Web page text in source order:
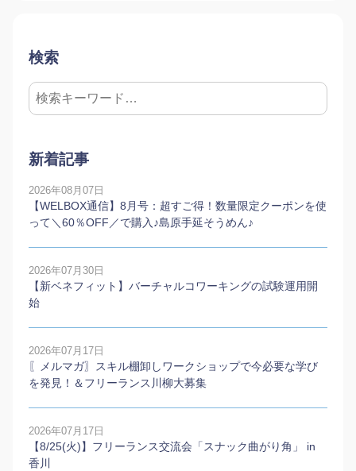
検索
新着記事
2026年08月07日
【WELBOX通信】8月号：超すご得！数量限定クーポンを使
って＼60％OFF／で購入♪島原手延そうめん♪
2026年07月30日
【新ベネフィット】バーチャルコワーキングの試験運用開
始
2026年07月17日
〖メルマガ〗スキル棚卸しワークショップで今必要な学び
を発見！＆フリーランス川柳大募集
2026年07月17日
【8/25(火)】フリーランス交流会「スナック曲がり角」 in
香川